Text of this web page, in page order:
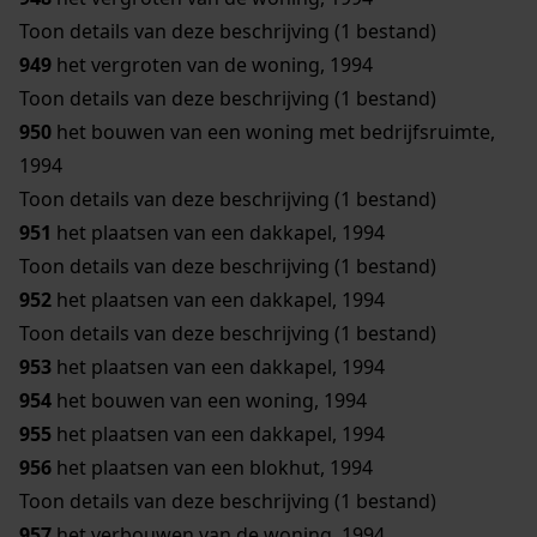
Toon details van deze beschrijving (1 bestand)
949 het vergroten van de woning, 1994
Toon details van deze beschrijving (1 bestand)
950 het bouwen van een woning met bedrijfsruimte,
1994
Toon details van deze beschrijving (1 bestand)
951 het plaatsen van een dakkapel, 1994
Toon details van deze beschrijving (1 bestand)
952 het plaatsen van een dakkapel, 1994
Toon details van deze beschrijving (1 bestand)
953 het plaatsen van een dakkapel, 1994
954 het bouwen van een woning, 1994
955 het plaatsen van een dakkapel, 1994
956 het plaatsen van een blokhut, 1994
Toon details van deze beschrijving (1 bestand)